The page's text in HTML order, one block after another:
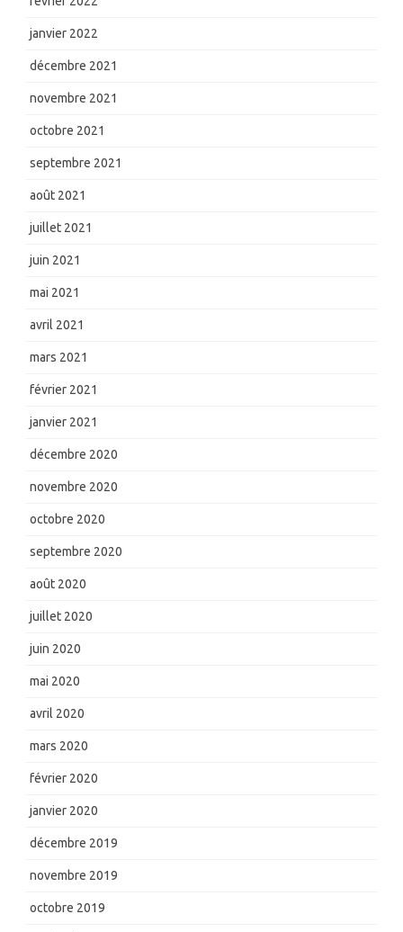
janvier 2022
décembre 2021
novembre 2021
octobre 2021
septembre 2021
août 2021
juillet 2021
juin 2021
mai 2021
avril 2021
mars 2021
février 2021
janvier 2021
décembre 2020
novembre 2020
octobre 2020
septembre 2020
août 2020
juillet 2020
juin 2020
mai 2020
avril 2020
mars 2020
février 2020
janvier 2020
décembre 2019
novembre 2019
octobre 2019